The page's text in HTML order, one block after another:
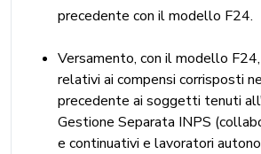
precedente con il modello F24.
Versamento, con il modello
relativi ai compensi corrisposti
precedente ai soggetti tenuti
Gestione Separata INPS
e continuativi e lavoratori